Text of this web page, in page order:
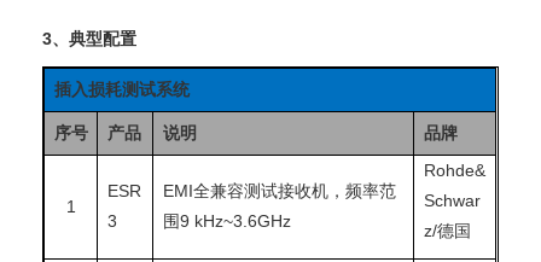
3、典型配置
插入损耗测试系统
序号 产品 说明 品牌
1
ESR
3
EMI全兼容测试接收机，频率范
围9 kHz~3.6GHz
Rohde&
Schwar
z/德国